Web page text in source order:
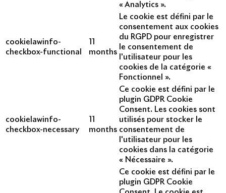
« Analytics ».
cookielawinfo-
checkbox-functional
months
Le cookie est défini par le
consentement aux cookies
du RGPD pour enregistrer
le consentement de
l'utilisateur pour les
cookies de la catégorie «
Fonctionnel ».
cookielawinfo-
checkbox-necessary
months
Ce cookie est défini par le
plugin GDPR Cookie
Consent. Les cookies sont
utilisés pour stocker le
consentement de
l'utilisateur pour les
cookies dans la catégorie
« Nécessaire ».
Ce cookie est défini par le
plugin GDPR Cookie